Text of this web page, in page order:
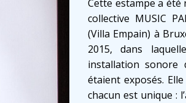
Cette estampe a été
collective MUSIC
(Villa Empain) à
2015, dans
installation sonore
étaient exposés.
chacun est unique :